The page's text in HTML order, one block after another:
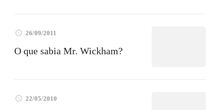
26/09/2011
O que sabia Mr. Wickham?
22/05/2010